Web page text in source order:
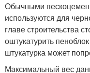
Обычными
используются для
главе строительства
оштукатурить
штукатурка может
Максимальный вес